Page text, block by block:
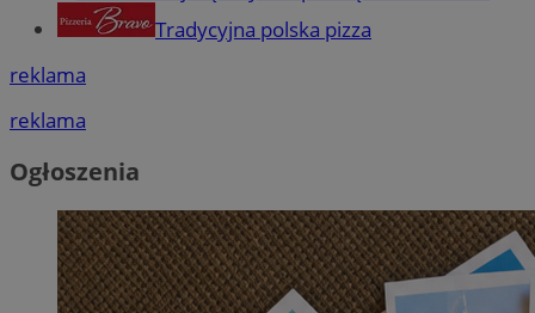
Tradycyjna polska pizza
reklama
reklama
Ogłoszenia